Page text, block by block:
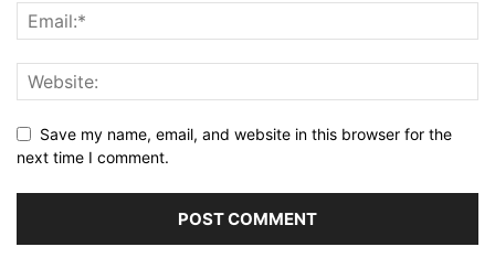
Save my name, email, and website in this browser for the
next time I comment.